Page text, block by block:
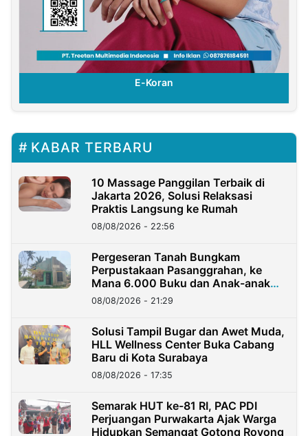
E-Koran
KABAR TERBARU
10 Massage Panggilan Terbaik di
Jakarta 2026, Solusi Relaksasi
Praktis Langsung ke Rumah
08/08/2026 - 22:56
Pergeseran Tanah Bungkam
Perpustakaan Pasanggrahan, ke
Mana 6.000 Buku dan Anak-anak
Kini?
08/08/2026 - 21:29
Solusi Tampil Bugar dan Awet Muda,
HLL Wellness Center Buka Cabang
Baru di Kota Surabaya
08/08/2026 - 17:35
Semarak HUT ke-81 RI, PAC PDI
Perjuangan Purwakarta Ajak Warga
Hidupkan Semangat Gotong Royong